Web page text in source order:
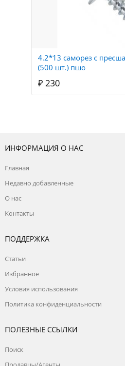
4.2*13 саморез с
(500 шт.) пшо
₽ 230
ИНФОРМАЦИЯ О НАС
Главная
Недавно добавленные
О нас
Контакты
ПОДДЕРЖКА
Статьи
Избранное
Условия использования
Политика конфиденциальности
ПОЛЕЗНЫЕ ССЫЛКИ
Поиск